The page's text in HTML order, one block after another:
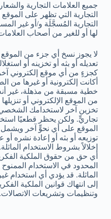
جميع العلامات التجارية
التجارية التي تظهر على
التجارية المُسجَّلَة و/أو غير
لها أو للغير من أصحاب
لا يجوز نسخ أي جزء من الموقع
تعديله أو بثه أو تخزينه أو
كجزءٍ من أي موقع إلكتروني
أكانت إلكترونية أو غيرها
خطية مسبقة من مذهلة، غير
من الموقع الإلكتروني أو
تخزين آخر لاستخدامك الشخصي
تجاريٍّ. ولكن يحظر قطعيًا
الموقع على أي نحوٍّ آخر ويشمل
توزيعه أو بثه أو إعادة نشره أو
إخلالاً بشروط الاستخدام
أي حق من حقوق الملكية
المحدود في الاستخدام
الماثلة. قد يؤدي أي استخدام
إلى انتهاك قوانين الملكية
وتنظيمات وتشريعات الاتصالات.